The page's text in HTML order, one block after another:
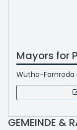
Mayors for
Wutha-Farnroda
GEMEINDE &